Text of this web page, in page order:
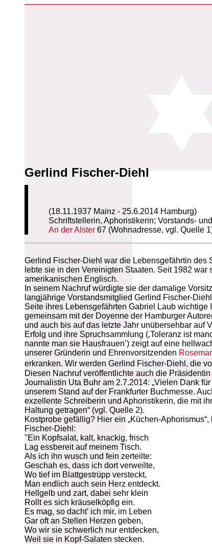
Gerlind Fischer-Diehl
(18.11.1937 Mainz - 25.6.2014 Hamburg)
Schriftstellerin, Aphoristikerin; Vorstands-
An der Alster 67 (Wohnadresse, vgl. Quelle
Gerlind Fischer-Diehl war die Lebensgefährtin des
lebte sie in den Vereinigten Staaten. Seit 1982
amerikanischen Englisch.
In seinem Nachruf würdigte sie der damalige
langjährige Vorstandsmitglied Gerlind Fischer-
Seite ihres Lebensgefährten Gabriel Laub
gemeinsam mit der Doyenne der Hamburger
und auch bis auf das letzte Jahr unübersehbar auf
Erfolg und ihre Spruchsammlung (‚Toleranz ist
nannte man sie Hausfrauen’) zeigt auf eine
unserer Gründerin und Ehrenvorsitzenden
erkranken. Wir werden Gerlind Fischer-Diehl, die
Diesen Nachruf veröffentlichte auch die
Journalistin Uta Buhr am 2.7.2014: „Vielen Dank
unserem Stand auf der Frankfurter Buchmesse.
exzellente Schreiberin und Aphoristikerin, die mit
Haltung getragen“ (vgl. Quelle 2).
Kostprobe gefällig? Hier ein „Küchen-
Fischer-Diehl:
"Ein Kopfsalat, kalt, knackig, frisch
Lag essbereit auf meinem Tisch.
Als ich ihn wusch und fein zerteilte:
Geschah es, dass ich dort verweilte,
Wo tief im Blattgestrüpp versteckt,
Man endlich auch sein Herz entdeckt.
Hellgelb und zart, dabei sehr klein
Rollt es sich kräuselköpfig ein.
Es mag, so dacht’ ich mir, im Leben
Gar oft an Stellen Herzen geben,
Wo wir sie schwerlich nur entdecken,
Weil sie in Kopf-Salaten stecken.